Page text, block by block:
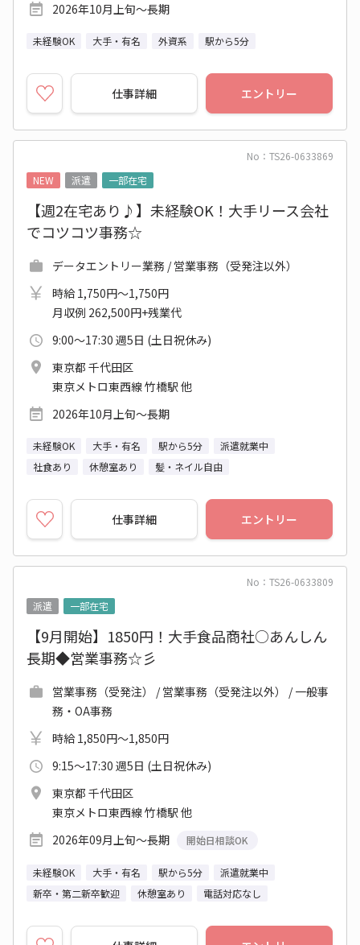
2026年10月上旬～長期
未経験OK 大手・有名 外資系 駅から5分
仕事詳細 エントリー
No：TS26-0633869
NEW
派遣 一部在宅
【週2在宅あり♪】未経験OK！大手リース会社
でコツコツ事務☆
データエントリー業務 / 営業事務（受発注以外）
時給 1,750円～1,750円
月収例 262,500円+残業代
9:00～17:30 週5日 (土日祝休み)
東京都 千代田区
東京メトロ東西線 竹橋駅 他
2026年10月上旬～長期
未経験OK 大手・有名 駅から5分
派遣就業中
社食あり
休憩室あり 髪・ネイル自由
仕事詳細 エントリー
No：TS26-0633809
派遣
一部在宅
【9月開始】1850円！大手食品商社○あんしん
長期◆営業事務☆彡
営業事務（受発注） / 営業事務（受発注以外） / 一般事
務・OA事務
時給 1,850円～1,850円
9:15～17:30 週5日 (土日祝休み)
東京都 千代田区
東京メトロ東西線 竹橋駅 他
2026年09月上旬～長期
開始日相談OK
未経験OK 大手・有名 駅から5分
派遣就業中
新卒・第二新卒歓迎
休憩室あり 電話対応なし